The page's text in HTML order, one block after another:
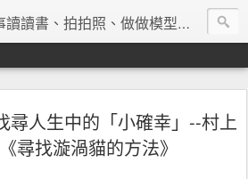
書、拍拍照、做做模型、收集玩具與老相機的網路業老兵
尋人生中的「小確幸」--村上
尋找漩渦貓的方法》